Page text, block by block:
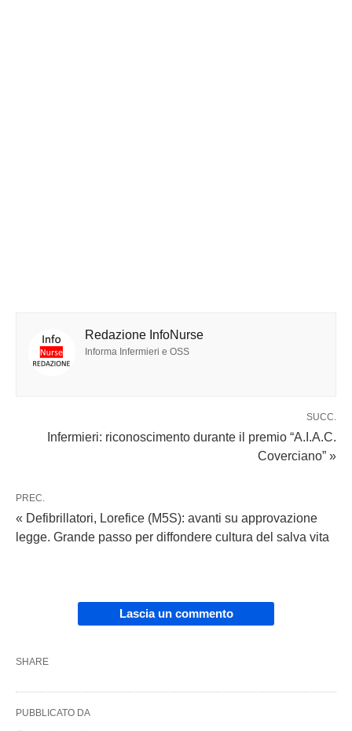
Redazione InfoNurse
Informa Infermieri e OSS
SUCC.
Infermieri: riconoscimento durante il premio “A.I.A.C.
Coverciano” »
PREC.
« Defibrillatori, Lorefice (M5S): avanti su approvazione
legge. Grande passo per diffondere cultura del salva vita
Lascia un commento
SHARE
PUBBLICATO DA